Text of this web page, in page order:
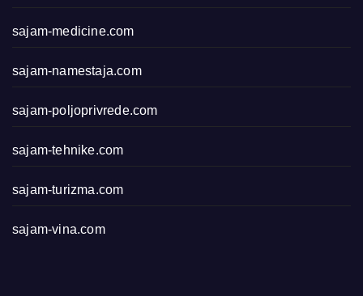
sajam-medicine.com
sajam-namestaja.com
sajam-poljoprivrede.com
sajam-tehnike.com
sajam-turizma.com
sajam-vina.com